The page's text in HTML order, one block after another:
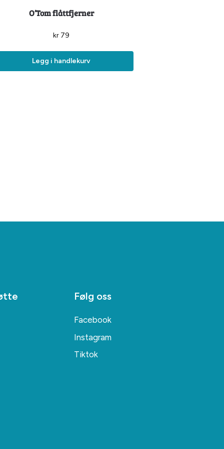
O’Tom flåttfjerner
kr 79
Legg i handlekurv
Følg oss
Facebook
Instagram
Tiktok